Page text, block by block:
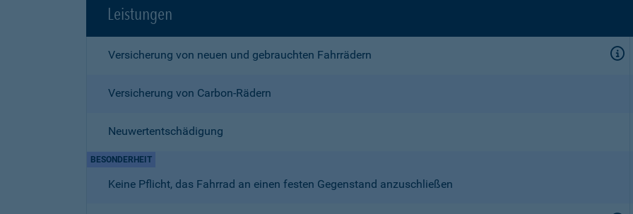
Leistungen
Versicherung von neuen und gebrauchten Fahrrädern
Versicherung von Carbon-Rädern
Neuwertentschädigung
Keine Pflicht, das Fahrrad an einen festen Gegenstand anzuschließen
BESONDERHEIT